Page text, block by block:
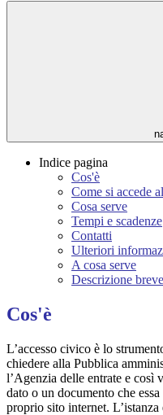
Indice pagina
Cos'è
Come si accede
Cosa serve
Tempi e scadenze
Contatti
Ulteriori
A cosa serve
Descrizione breve
Cos'è
L’accesso civico è lo
chiedere alla Pubblica
l’Agenzia delle entrate e così
dato o un documento che
proprio sito internet.